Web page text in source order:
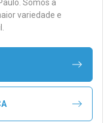
Somos a
variedade e